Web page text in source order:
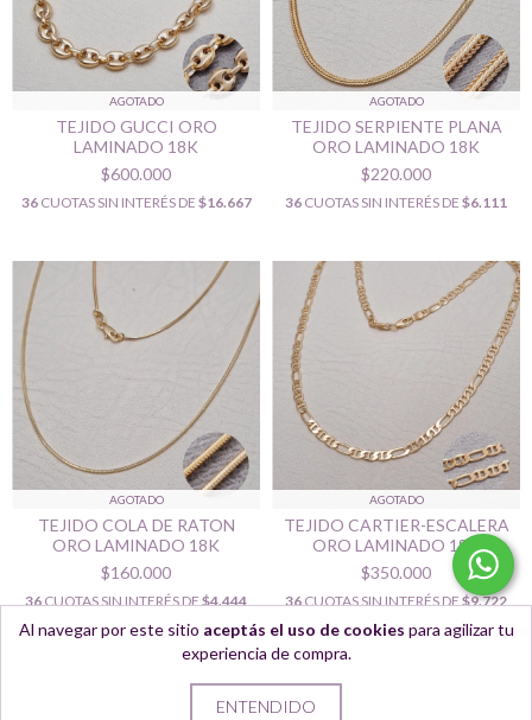
Al navegar por este sitio aceptás el uso de cookies para agilizar tu
experiencia de compra.
ENTENDIDO
AGOTADO
TEJIDO GUCCI ORO
LAMINADO 18K
$600.000
36CUOTAS SIN INTERÉS DE $16.667
AGOTADO
TEJIDO SERPIENTE PLANA
ORO LAMINADO 18K
$220.000
36 CUOTAS SIN INTERÉS DE $6.111
AGOTADO
TEJIDO COLA DE RATON
ORO LAMINADO 18K
$160.000
36CUOTAS SIN INTERÉS DE$4.444
AGOTADO
TEJIDO CARTIER-ESCALERA
ORO LAMINADO 18K
$350.000
36CUOTAS SIN INTERÉS DE$9.722